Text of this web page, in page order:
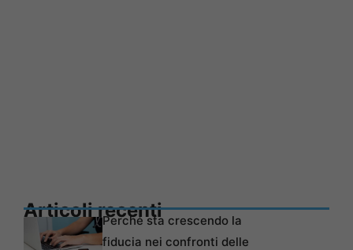
Articoli recentiPerché sta crescendo la
fiducia nei confronti delle